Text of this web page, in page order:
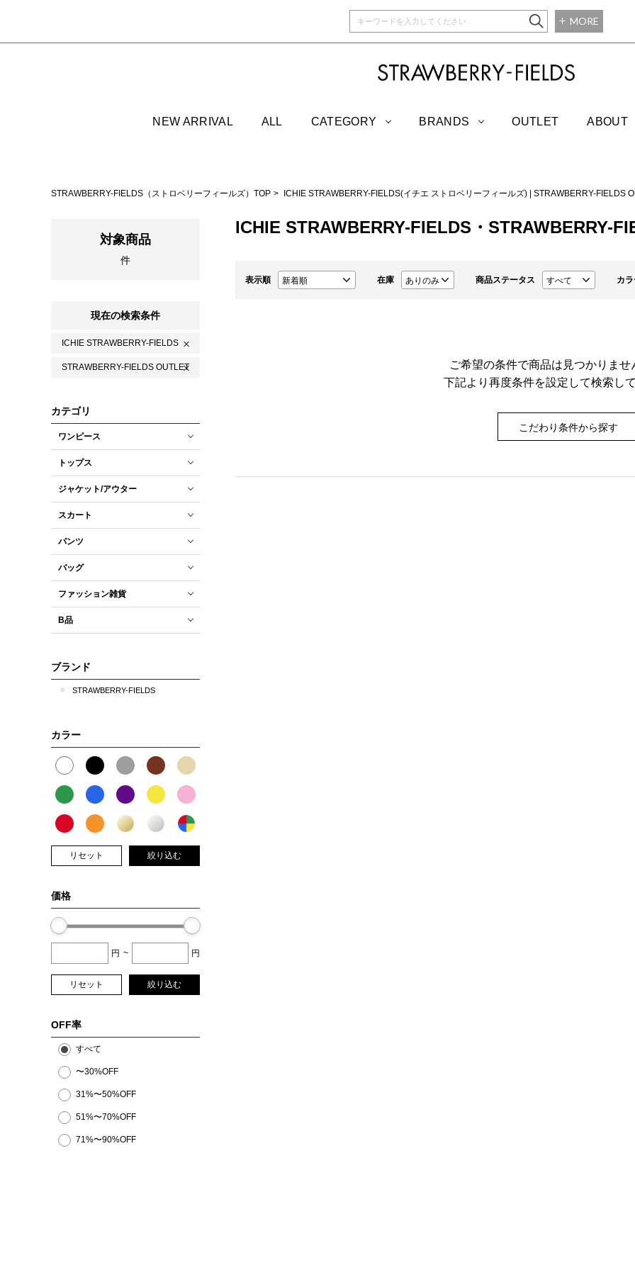
MORE
NEW ARRIVAL ALL CATEGORY BRANDS OUTLET ABOUT
STRAWBERRY-FIELDS（ストロベリーフィールズ）TOP ICHIE STRAWBERRY-FIELDS(イチエ ストロベリーフィールズ) STRAWBERRY-FIELDS
対象商品
件
現在の検索条件
ICHIE STRAWBERRY-FIELDS
STRAWBERRY-FIELDS OUTLET
カテゴリ
ワンピース
トップス
ジャケット/アウター
スカート
パンツ
バッグ
ファッション雑貨
B品
ブランド
STRAWBERRY-FIELDS
カラー
リセット 絞り込む
価格
円 ~ 円
リセット 絞り込む
OFF率
すべて
〜30%OFF
31%〜50%OFF
51%〜70%OFF
71%〜90%OFF
ICHIE STRAWBERRY-FIELDS・STRAWBERRY-
表示順 在庫 商品ステータス カ
ご希望の条件で商品は見つかりませ
下記より再度条件を設定して検索して
こだわり条件から探す